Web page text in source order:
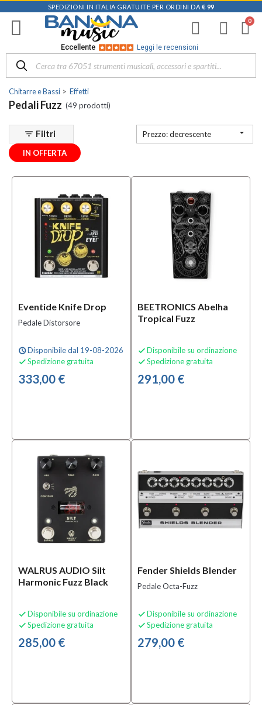
SPEDIZIONI IN ITALIA GRATUITE PER ORDINI DA € 99
Eccellente Leggi le recensioni
Chitarre e Bassi Effetti
Pedali Fuzz (49 prodotti)
Filtra
i
risultati
Disponibile
in
Negozio
Music |
Vicenza
(2)
| Altavilla
Marchio
Aguilar
BEETRONICS
BOSS
(2)
TUTTI
Tipologia
Pedale
Pedale
Condizione
(49)
Prezzo
45,00 €
IN OFFERTA
filter_list Filtri Prezzo: decrescente 
Eventide Knife Drop
Pedale Distorsore
scheduleDisponibile dal 19-08-2026
 Spedizione gratuita
333,00 €
BEETRONICS Abelha
Tropical Fuzz
 Disponibile su ordinazione
 Spedizione gratuita
291,00 €
WALRUS AUDIO Silt
Harmonic Fuzz Black
 Disponibile su ordinazione
 Spedizione gratuita
285,00 €
Fender Shields Blender
Pedale Octa-Fuzz
 Disponibile su ordinazione
 Spedizione gratuita
279,00 €